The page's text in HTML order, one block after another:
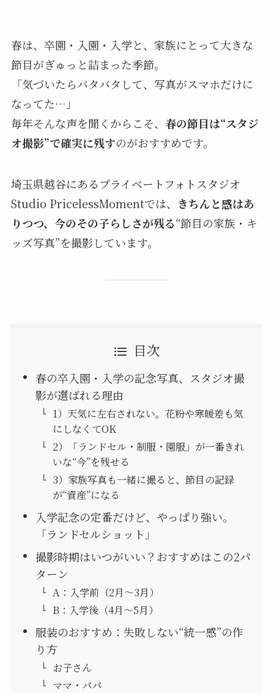
春は、卒園・入園・入学と、家族にとって大きな
節目がぎゅっと詰まった季節。
「気づいたらバタバタして、写真がスマホだけに
なってた…」
毎年そんな声を聞くからこそ、 春の節目は“スタジ
オ撮影”で確実に残すのがおすすめです。
埼玉県越谷にあるプライベートフォトスタジオ
Studio PricelessMomentでは、
きちんと感はあ
りつつ、今のその子らしさが残る“節目の家族・キ
ッズ写真”を撮影しています。
目次
春の卒入園・入学の記念写真、スタジオ撮
影が選ばれる理由
1）天気に左右されない。花粉や寒暖差も気
にしなくてOK
2）「ランドセル・制服・園服」が一番きれ
いな“今”を残せる
3）家族写真も一緒に撮ると、節目の記録
が“資産”になる
入学記念の定番だけど、やっぱり強い。
「ランドセルショット」
撮影時期はいつがいい？おすすめはこの2パ
ターン
A：入学前（2月〜3月）
B：入学後（4月〜5月）
服装のおすすめ：失敗しない“統一感”の作
り方
お子さん
ママ・パパ